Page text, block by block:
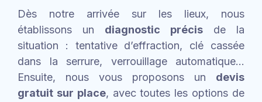
Dès notre arrivée sur les lieux, nous
établissons un diagnostic précis de la
situation : tentative d’effraction, clé cassée
dans la serrure, verrouillage automatique…
Ensuite, nous vous proposons un devis
gratuit sur place, avec toutes les options de